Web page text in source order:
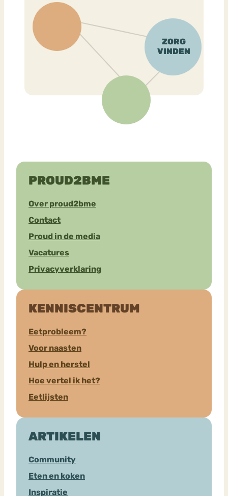
PROUD2BME
Over proud2bme
Contact
Proud in de media
Vacatures
Privacyverklaring
KENNISCENTRUM
Eetprobleem?
Voor naasten
Hulp en herstel
Hoe vertel ik het?
Eetlijsten
ARTIKELEN
Community
Eten en koken
Inspiratie